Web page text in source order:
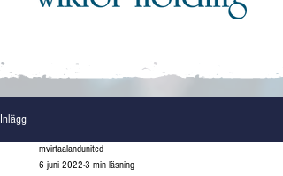
Inlägg
mvirtaalandunited
6 juni 2022 3 min läsning